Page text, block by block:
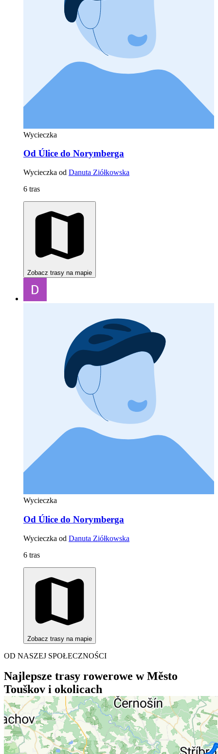
Wycieczka
Od Úlice do Norymberga
Wycieczka od Danuta Ziółkowska
6 tras
Zobacz trasy na mapie
Wycieczka
Od Úlice do Norymberga
Wycieczka od Danuta Ziółkowska
6 tras
Zobacz trasy na mapie
OD NASZEJ SPOŁECZNOŚCI
Najlepsze trasy rowerowe w Město
Touškov i okolicach